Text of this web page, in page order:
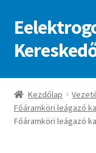
Ugrás
a
navigációhoz
Kilépés
a
tartalomba
Kezdőlap
A fiókom
Kezdőlap
Főáramköri leágazó
Főáramköri leágazó